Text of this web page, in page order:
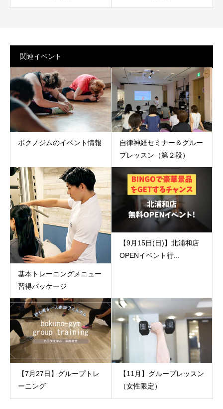
関連イベント
ボクノジムのイベント情報
自律神経セミナー＆グルー
プレッスン（第２段）
基本トレーニングメニュー
習得パッケージ
【9月15日(日)】北浦和店
OPENイベント行...
【7月27日】グループトレ
ーニング
【11月】グループレッスン
（女性限定）